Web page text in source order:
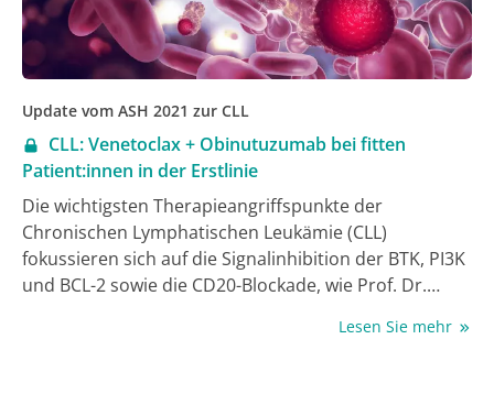
Update vom ASH 2021 zur CLL
CLL: Venetoclax + Obinutuzumab bei fitten
Patient:innen in der Erstlinie
Die wichtigsten Therapieangriffspunkte der
Chronischen Lymphatischen Leukämie (CLL)
fokussieren sich auf die Signalinhibition der BTK, PI3K
und BCL-2 sowie die CD20-Blockade, wie Prof. Dr.
Fachpresse-Workshop zum ASH 2021 ausführte. Die
Lesen Sie mehr